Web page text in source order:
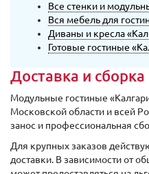
Все стенки и
Вся мебель для
Диваны и кресла
Готовые гостиные
Доставка и сборка
Модульные гостиные
Московской области и всей
занос и профессиональная
Для крупных заказов
доставки. В зависимости от